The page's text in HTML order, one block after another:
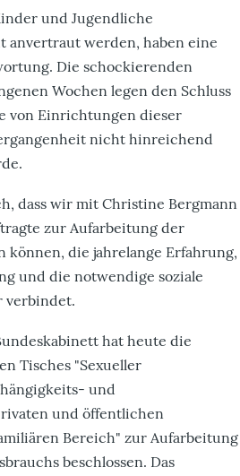
und Jugendliche
anvertraut werden, haben eine
Die schockierenden
Wochen legen den Schluss
von Einrichtungen dieser
nicht hinreichend
dass wir mit Christine Bergmann
zur Aufarbeitung der
können, die jahrelange Erfahrung,
und die notwendige soziale
verbindet.
hat heute die
Tisches "Sexueller
und
und öffentlichen
Bereich" zur Aufarbeitung
beschlossen. Das